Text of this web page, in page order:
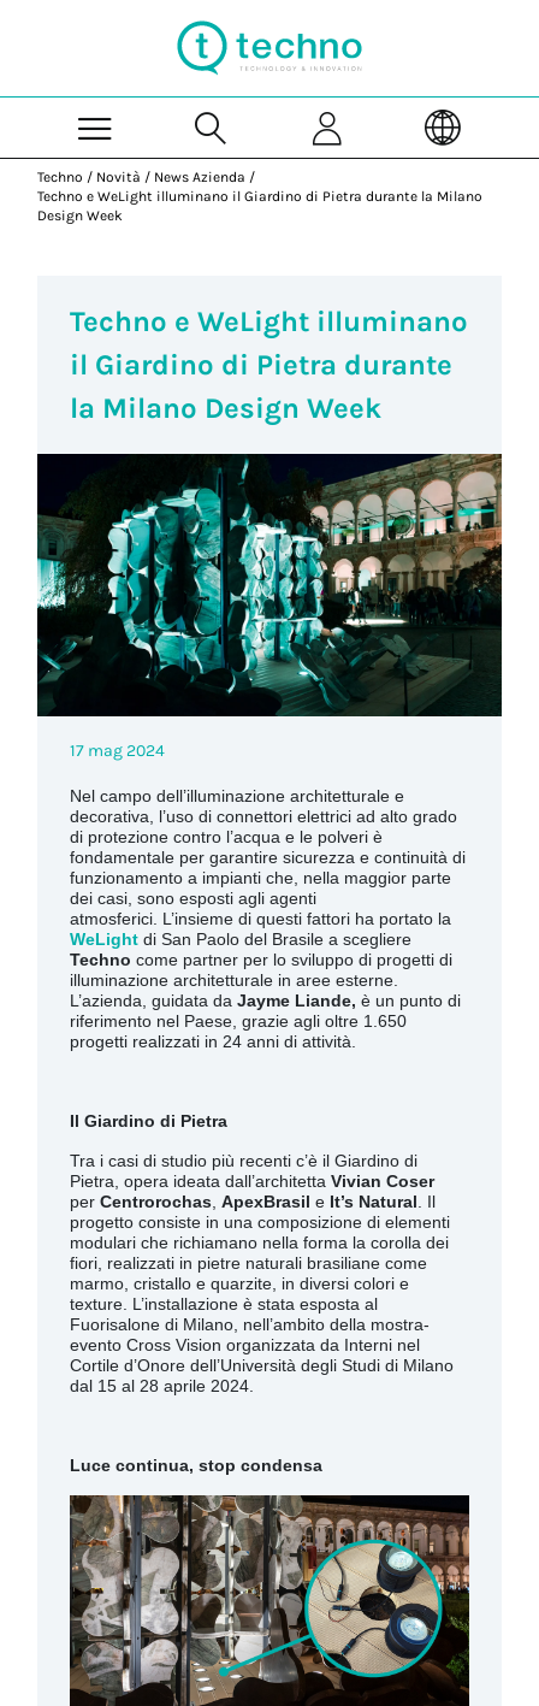
Techno / Novità / News Azienda /
Techno e WeLight illuminano il Giardino di Pietra durante la Milano
Design Week
Techno e WeLight illuminano
il Giardino di Pietra durante
la Milano Design Week
17 mag 2024
Nel campo dell’illuminazione architetturale e
decorativa, l’uso di connettori elettrici ad alto grado
di protezione contro l’acqua e le polveri è
fondamentale per garantire sicurezza e continuità di
funzionamento a impianti che, nella maggior parte
dei casi, sono esposti agli agenti
atmosferici. L’insieme di questi fattori ha portato la
WeLight di San Paolo del Brasile a scegliere
Techno come partner per lo sviluppo di progetti di
illuminazione architetturale in aree esterne.
L’azienda, guidata daJayme Liande, è un punto di
riferimento nel Paese, grazie agli oltre 1.650
progetti realizzati in 24 anni di attività.
Il Giardino di Pietra
Tra i casi di studio più recenti c’è il Giardino di
Pietra, opera ideata dall’architettaVivian Coser
perCentrorochas ,ApexBrasil e It’s Natural . Il
progetto consiste in una composizione di elementi
modulari che richiamano nella forma la corolla dei
fiori, realizzati in pietre naturali brasiliane come
marmo, cristallo e quarzite, in diversi colori e
texture. L’installazione è stata esposta al
Fuorisalone di Milano, nell’ambito della mostra-
evento Cross Vision organizzata da Interni nel
Cortile d’Onore dell’Università degli Studi di Milano
dal 15 al 28 aprile 2024.
Luce continua, stop condensa